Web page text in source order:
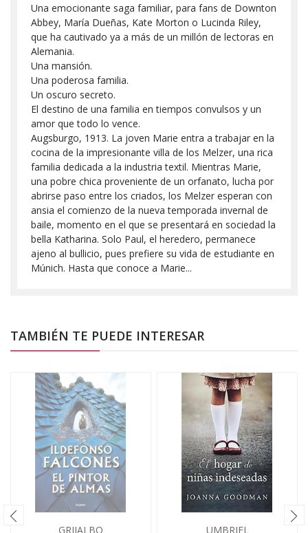
Una emocionante saga familiar, para fans de Downton
Abbey, María Dueñas, Kate Morton o Lucinda Riley,
que ha cautivado ya a más de un millón de lectoras en
Alemania.
Una mansión.
Una poderosa familia.
Un oscuro secreto.
El destino de una familia en tiempos convulsos y un
amor que todo lo vence.
Augsburgo, 1913. La joven Marie entra a trabajar en la
cocina de la impresionante villa de los Melzer, una rica
familia dedicada a la industria textil. Mientras Marie,
una pobre chica proveniente de un orfanato, lucha por
abrirse paso entre los criados, los Melzer esperan con
ansia el comienzo de la nueva temporada invernal de
baile, momento en el que se presentará en sociedad la
bella Katharina. Solo Paul, el heredero, permanece
ajeno al bullicio, pues prefiere su vida de estudiante en
Múnich. Hasta que conoce a Marie...
TAMBIÉN TE PUEDE INTERESAR
GRIJALBO UMBRIEL